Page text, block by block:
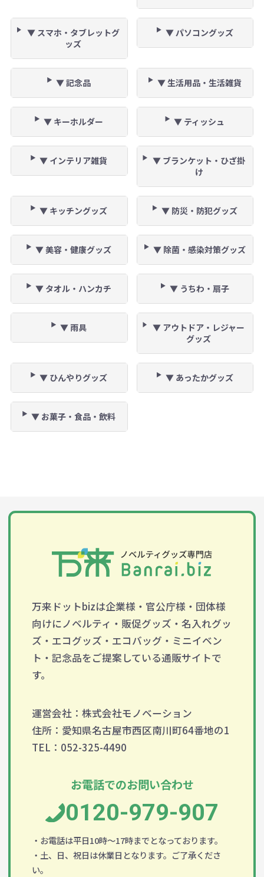
▼ スマホ・タブレットグ
ッズ
▼ パソコングッズ
▼ 記念品 ▼ 生活用品・生活雑貨
▼ キーホルダー ▼ ティッシュ
▼ インテリア雑貨
▼ ブランケット・ひざ掛
け
▼ キッチングッズ ▼ 防災・防犯グッズ
▼ 美容・健康グッズ ▼ 除菌・感染対策グッズ
▼ タオル・ハンカチ ▼ うちわ・扇子
▼ 雨具
▼ アウトドア・レジャー
グッズ
▼ ひんやりグッズ ▼ あったかグッズ
▼ お菓子・食品・飲料
万来ドットbizは企業様・官公庁様・団体様
向けにノベルティ・販促グッズ・名入れグッ
ズ・エコグッズ・エコバッグ・ミニイベン
ト・記念品をご提案している通販サイトで
す。
運営会社：株式会社モノベーション
住所：愛知県名古屋市西区南川町64番地の1
TEL：052-325-4490
お電話でのお問い合わせ
0120-979-907
・お電話は平日10時～17時までとなっております。
・土、日、祝日は休業日となります。ご了承くださ
い。